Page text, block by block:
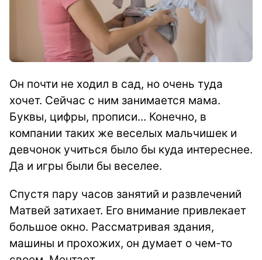
Он почти не ходил в сад, но очень туда
хочет. Сейчас с ним занимается мама.
Буквы, цифры, прописи... Конечно, в
компании таких же веселых мальчишек и
девчонок учиться было бы куда интереснее.
Да и игры были бы веселее.
Спустя пару часов занятий и развлечений
Матвей затихает. Его внимание привлекает
большое окно. Рассматривая здания,
машины и прохожих, он думает о чем-то